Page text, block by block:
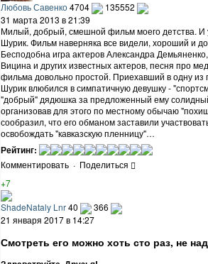
Любовь Савенко4704
135552
31 марта 2013 в 21:39
Милый, добрый, смешной фильм моего детства.
Шурик. Фильм наверняка все видели, хороший и
Бесподобна игра актеров Александра
Вицина и других известных актеров, песня про
фильма довольно простой. Приехавший в одну
Шурик влюбился в симпатичную девушку -
"добрый" дядюшка за предложенный ему
организовав для этого по местному обычаю
сообразил, что его обманом заставили
освобождать "кавказскую пленницу"…
Рейтинг:
Комментировать · Поделиться
+7
ShadeNataly Lnr40
366
21 января 2017 в 14:27
Смотреть его можно хоть сто раз, не